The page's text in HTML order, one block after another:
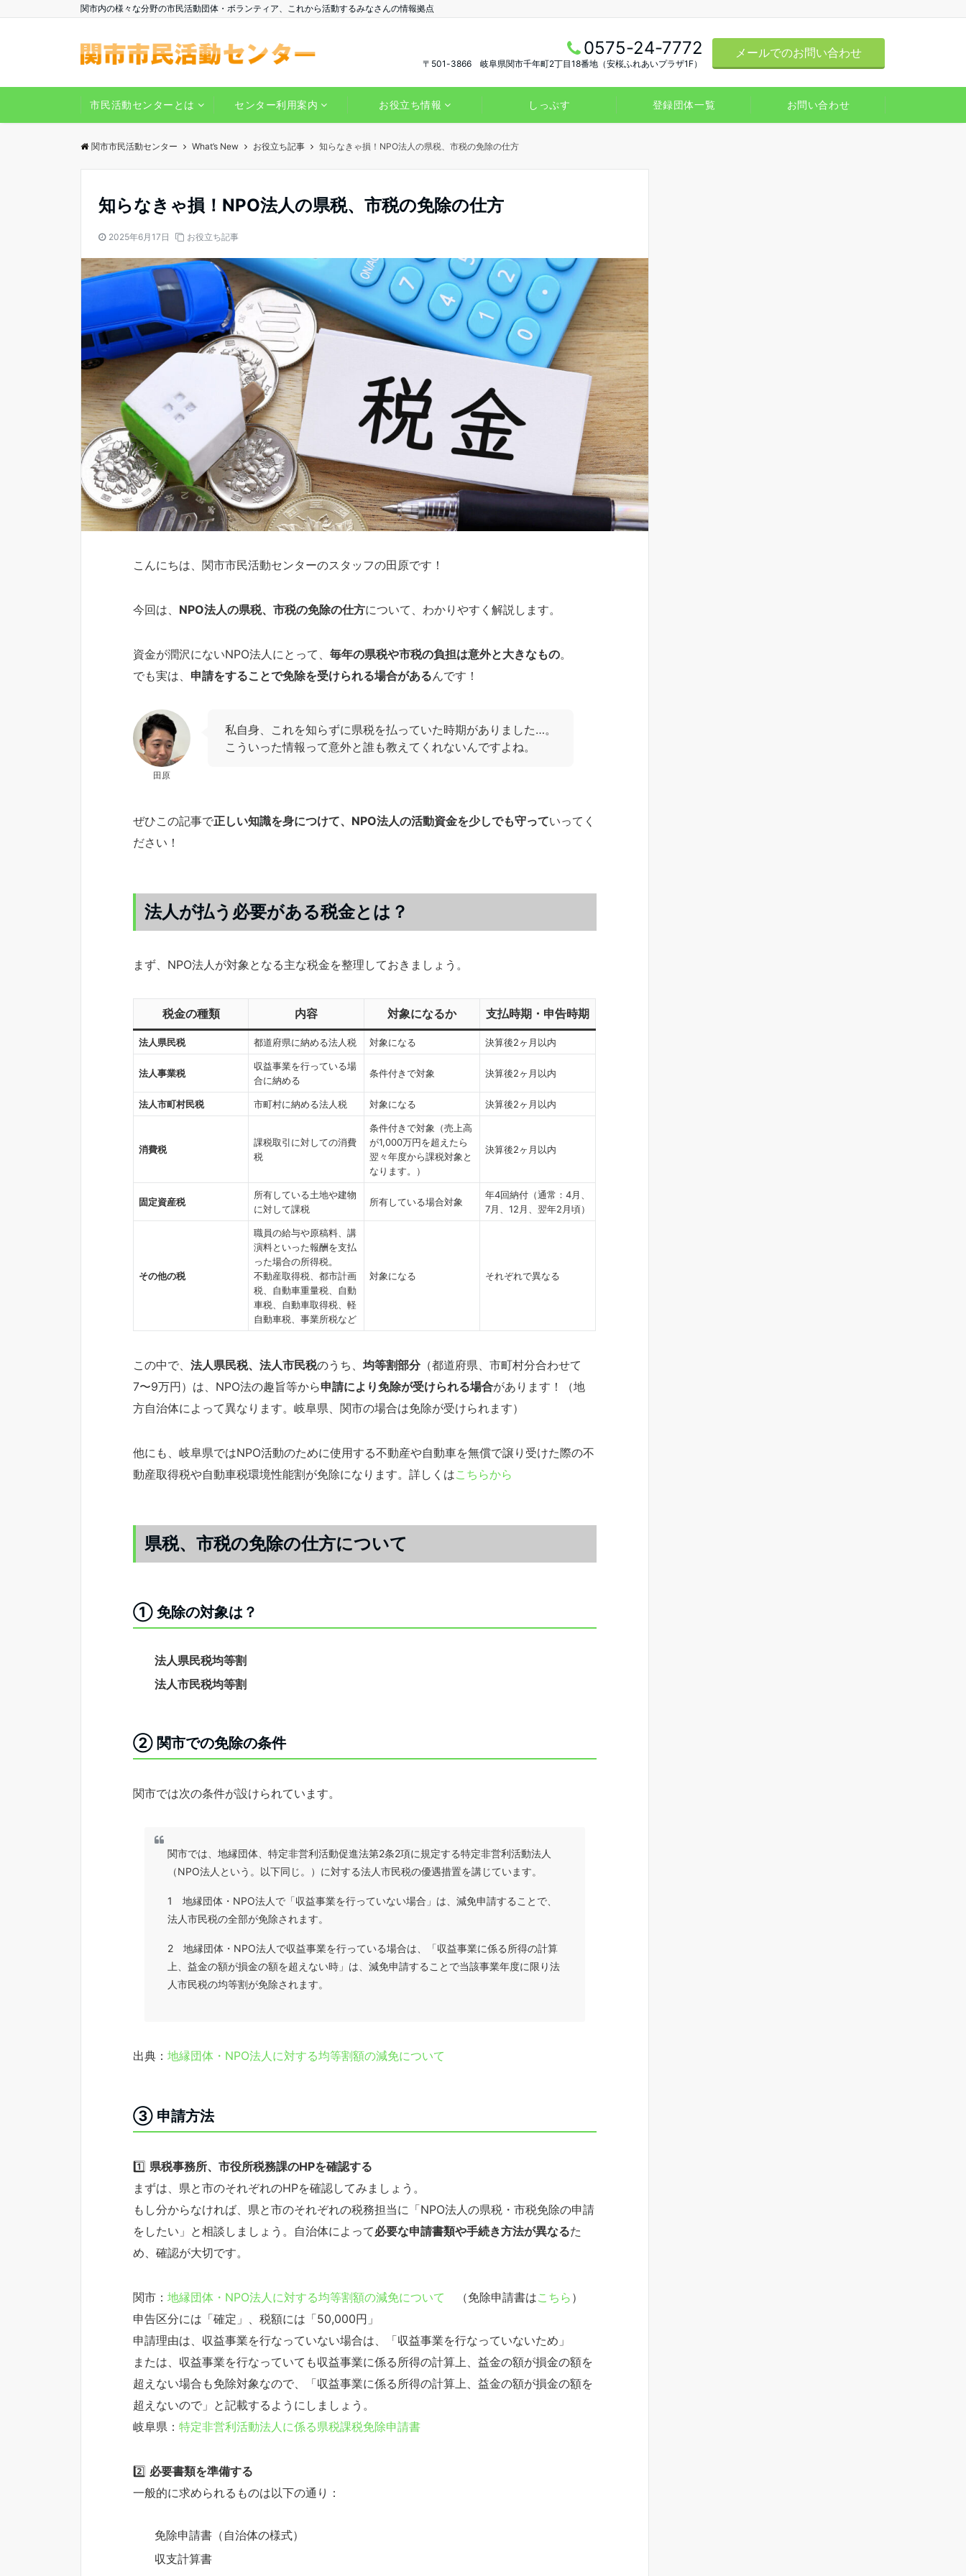
関市内の様々な分野の市民活動団体・ボランティア、これから活動するみなさんの情報拠点
0575-24-7772
〒501-3866 岐阜県関市千年町2丁目18番地（安桜ふれあいプラザ1F）
メールでのお問い合わせ
市民活動センターとは センター利用案内 お役立ち情報 しっぷす 登録団体一覧 お問い合わせ
関市市民活動センター What’s New お役立ち記事 知らなきゃ損！NPO法人の県税、市税の免除の仕方
知らなきゃ損！NPO法人の県税、市税の免除の仕方
2025年6月17日 お役立ち記事
こんにちは、関市市民活動センターのスタッフの田原です！
今回は、 NPO法人の県税、市税の免除の仕方について、わかりやすく解説します。
資金が潤沢にないNPO法人にとって、 毎年の県税や市税の負担は意外と大きなもの。
でも実は、 申請をすることで免除を受けられる場合があるんです！
田原
私自身、これを知らずに県税を払っていた時期がありました…。
こういった情報って意外と誰も教えてくれないんですよね。
ぜひこの記事で正しい知識を身につけて、NPO法人の活動資金を少しでも守っていってく
ださい！
法人が払う必要がある税金とは？
まず、NPO法人が対象となる主な税金を整理しておきましょう。
税金の種類 内容 対象になるか 支払時期・申告時期
法人県民税 都道府県に納める法人税 対象になる 決算後2ヶ月以内
法人事業税
収益事業を行っている場
合に納める
条件付きで対象 決算後2ヶ月以内
法人市町村民税 市町村に納める法人税 対象になる 決算後2ヶ月以内
消費税
課税取引に対しての消費
税
条件付きで対象（売上高
が1,000万円を超えたら
翌々年度から課税対象と
なります。）
決算後2ヶ月以内
固定資産税
所有している土地や建物
に対して課税
所有している場合対象
年4回納付（通常：4月、
7月、12月、翌年2月頃）
その他の税
職員の給与や原稿料、講
演料といった報酬を支払
った場合の所得税。
不動産取得税、都市計画
税、自動車重量税、自動
車税、自動車取得税、軽
自動車税、事業所税など
対象になる それぞれで異なる
この中で、 法人県民税、法人市民税のうち、 均等割部分（都道府県、市町村分合わせて
7〜9万円）は、NPO法の趣旨等から申請により免除が受けられる場合があります！（地
方自治体によって異なります。岐阜県、関市の場合は免除が受けられます）
他にも、岐阜県ではNPO活動のために使用する不動産や自動車を無償で譲り受けた際の不
動産取得税や自動車税環境性能割が免除になります。詳しくはこちらから
県税、市税の免除の仕方について
① 免除の対象は？
法人県民税均等割
法人市民税均等割
② 関市での免除の条件
関市では次の条件が設けられています。
関市では、地縁団体、特定非営利活動促進法第2条2項に規定する特定非営利活動法人
（NPO法人という。以下同じ。）に対する法人市民税の優遇措置を講じています。
1 地縁団体・NPO法人で「収益事業を行っていない場合」は、減免申請することで、
法人市民税の全部が免除されます。
2 地縁団体・NPO法人で収益事業を行っている場合は、「収益事業に係る所得の計算
上、益金の額が損金の額を超えない時」は、減免申請することで当該事業年度に限り法
人市民税の均等割が免除されます。
出典： 地縁団体・NPO法人に対する均等割額の減免について
③ 申請方法
1️⃣ 県税事務所、市役所税務課のHPを確認する
まずは、県と市のそれぞれのHPを確認してみましょう。
もし分からなければ、県と市のそれぞれの税務担当に「NPO法人の県税・市税免除の申請
をしたい」と相談しましょう。自治体によって必要な申請書類や手続き方法が異なるた
め、確認が大切です。
関市： 地縁団体・NPO法人に対する均等割額の減免について （免除申請書はこちら ）
申告区分には「確定」、税額には「50,000円」
申請理由は、収益事業を行なっていない場合は、「収益事業を行なっていないため」
または、収益事業を行なっていても収益事業に係る所得の計算上、益金の額が損金の額を
超えない場合も免除対象なので、「収益事業に係る所得の計算上、益金の額が損金の額を
超えないので」と記載するようにしましょう。
岐阜県： 特定非営利活動法人に係る県税課税免除申請書
2️⃣ 必要書類を準備する
一般的に求められるものは以下の通り：
免除申請書（自治体の様式）
収支計算書